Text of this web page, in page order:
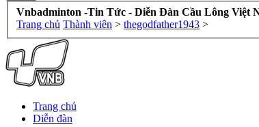
Vnbadminton -Tin Tức - Diễn Đàn Cầu Lông Việt
Trang chủ Thành viên > thegodfather1943 >
Trang chủ
Diễn đàn